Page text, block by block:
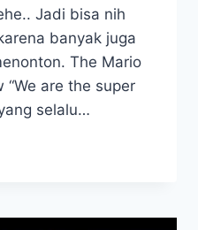
Jadi bisa nih
banyak juga
The Mario
“We are the super
selalu…